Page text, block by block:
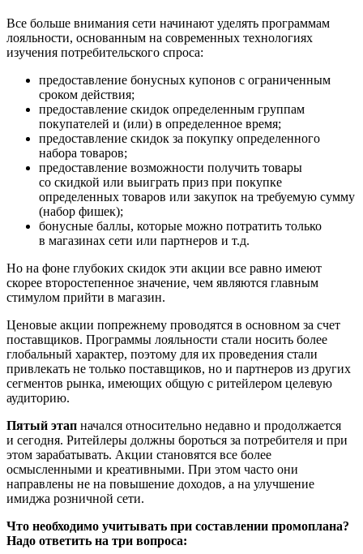
Все больше внимания сети начинают уделять программам
лояльности, основанным на современных технологиях
изучения потребительского спроса:
предоставление бонусных купонов с ограниченным
сроком действия;
предоставление скидок определенным группам
покупателей и (или) в определенное время;
предоставление скидок за покупку определенного
набора товаров;
предоставление возможности получить товары
со скидкой или выиграть приз при покупке
определенных товаров или закупок на требуемую сумму
(набор фишек);
бонусные баллы, которые можно потратить только
в магазинах сети или партнеров и т.д.
Но на фоне глубоких скидок эти акции все равно имеют
скорее второстепенное значение, чем являются главным
стимулом прийти в магазин.
Ценовые акции по­прежнему проводятся в основном за счет
поставщиков. Программы лояльности стали носить более
глобальный характер, поэтому для их проведения стали
привлекать не только поставщиков, но и партнеров из других
сегментов рынка, имеющих общую с ритейлером целевую
аудиторию.
Пятый этап начался относительно недавно и продолжается
и сегодня. Ритейлеры должны бороться за потребителя и при
этом зарабатывать. Акции становятся все более
осмысленными и креативными. При этом часто они
направлены не на повышение доходов, а на улучшение
имиджа розничной сети.
Что необходимо учитывать при составлении промоплана?
Надо ответить на три вопроса: